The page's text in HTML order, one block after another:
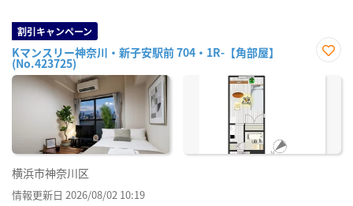
割引キャンペーン
Kマンスリー神奈川・新子安駅前 704・1R-【角部屋】
(No.423725)
に入
横浜市神奈川区
情報更新日 2026/08/02 10:19